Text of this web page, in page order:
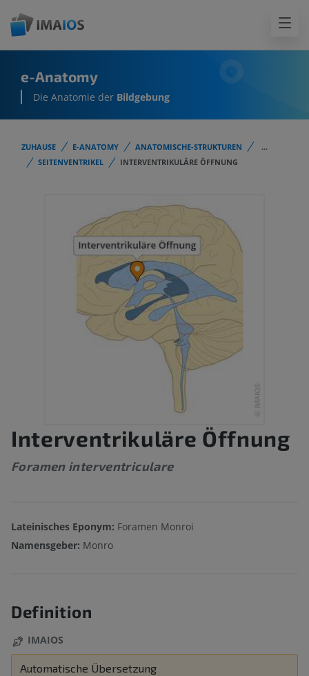
e-Anatomy
Die Anatomie der Bildgebung
ZUHAUSE E-ANATOMY ANATOMISCHE-STRUKTUREN
...
SEITENVENTRIKEL
INTERVENTRIKULÄRE ÖFFNUNG
Interventrikuläre Öffnung
Foramen interventriculare
Lateinisches Eponym: Foramen Monroi
Namensgeber: Monro
Definition
IMAIOS
Automatische Übersetzung